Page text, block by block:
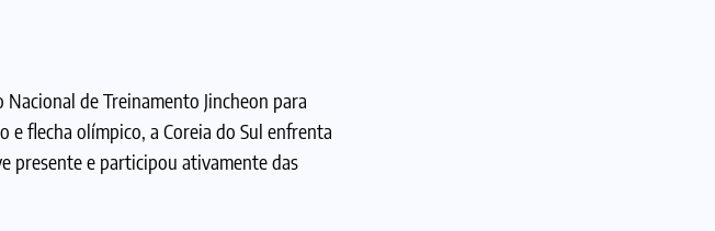
de Treinamento Jincheon para
flecha olímpico, a Coreia do Sul enfrenta
presente e participou ativamente das